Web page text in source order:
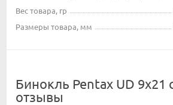
Вес товара, гр
Размеры товара, мм
Бинокль Pentax UD 9x21
отзывы